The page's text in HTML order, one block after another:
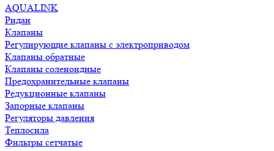
AQUALINK
Ридан
Клапаны
Регулирующие клапаны с электроприводом
Клапаны обратные
Клапаны соленоидные
Предохранительные клапаны
Редукционные клапаны
Запорные клапаны
Регуляторы давления
Теплосила
Фильтры сетчатые